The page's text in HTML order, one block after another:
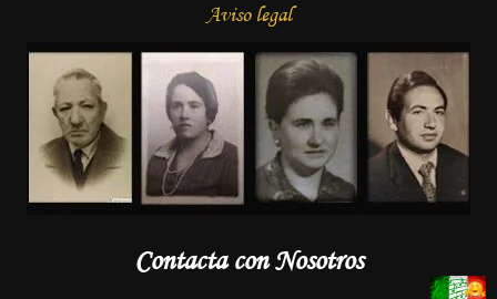
Aviso legal
Contacta con Nosotros